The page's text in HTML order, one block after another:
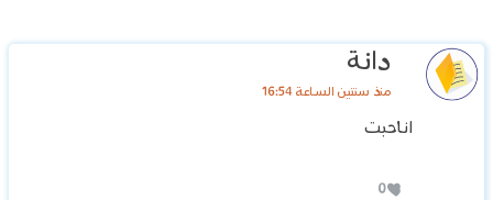
دانة
منذ سنتين الساعة 16:54
اناحبت
0